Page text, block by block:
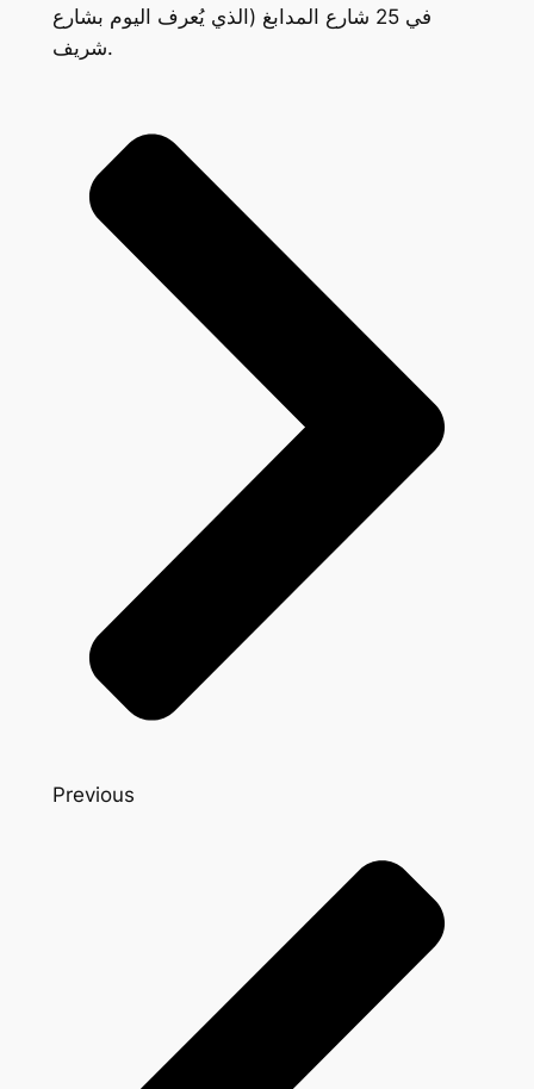
في 25 شارع المدابغ (الذي يُعرف اليوم بشارع
شريف.
Previous